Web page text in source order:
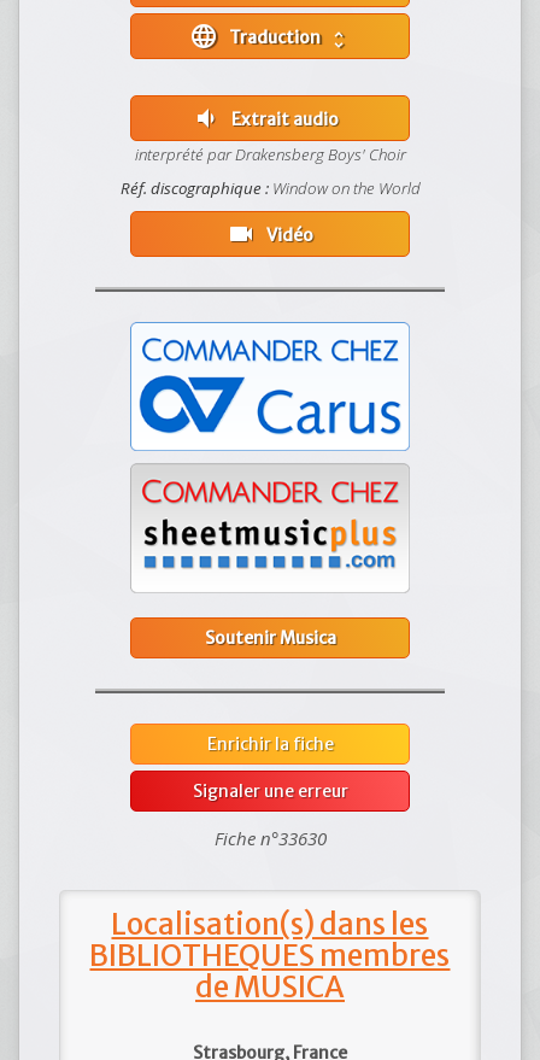
language unfold_more
volume_down
Extrait audio
interprété par Drakensberg Boys' Choir
Réf. discographique :Window on the World
videocam Vidéo
Soutenir Musica
Enrichir la fiche
Signaler une erreur
Fiche n°33630
Localisation(s) dans les
BIBLIOTHEQUES membres
de MUSICA
Strasbourg, France